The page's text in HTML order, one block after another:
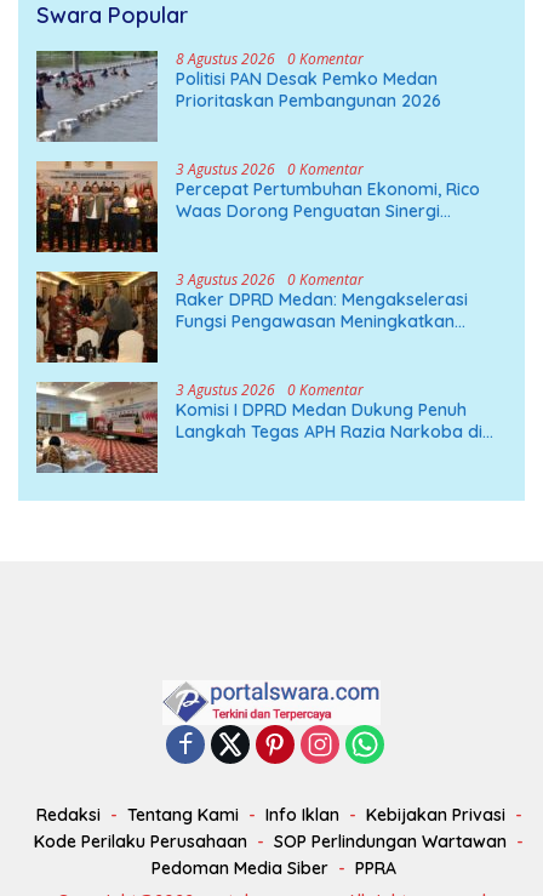
Swara Popular
8 Agustus 2026 0 Komentar
Politisi PAN Desak Pemko Medan
Prioritaskan Pembangunan 2026
3 Agustus 2026 0 Komentar
Percepat Pertumbuhan Ekonomi, Rico
Waas Dorong Penguatan Sinergi
3 Agustus 2026 0 Komentar
Raker DPRD Medan: Mengakselerasi
Fungsi Pengawasan Meningkatkan
3 Agustus 2026 0 Komentar
Komisi I DPRD Medan Dukung Penuh
Langkah Tegas APH Razia Narkoba di
Redaksi Tentang Kami Info Iklan
Kebijakan Privasi
Kode Perilaku Perusahaan
SOP Perlindungan Wartawan
Pedoman Media Siber
PPRA